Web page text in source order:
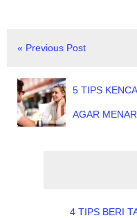
« Previous Post
5 TIPS
AGAR
4 TIPS BERI